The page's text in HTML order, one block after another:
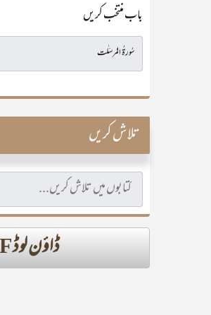
باب منتخب کریں
تلاش کریں
ڈاؤن لوڈ PDF